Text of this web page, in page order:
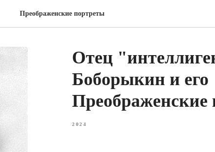
Преображенские портреты
Отец
Боборыкин и его
Преображенские
2024